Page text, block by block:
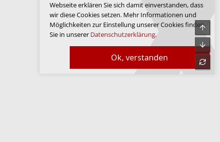
Ok, verstanden
Webseite erklären Sie sich damit einverstanden, dass
wir diese Cookies setzen. Mehr Informationen und
Möglichkeiten zur Einstellung unserer Cookies finden
Sie in unserer Datenschutzerklärung.